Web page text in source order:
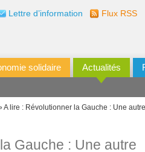
solidaire Actualités
Lettre d’information Flux RSS
A lire : Révolutionner la Gauche : Une
Gauche : Une autre